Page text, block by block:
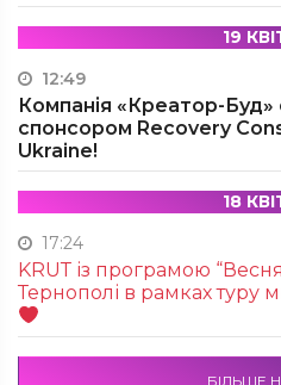
19
12:49
Компанія «Креатор-
спонсором Recovery
Ukraine!
18
17:24
KRUТ із програмою
Тернополі в рамках туру
БІЛЬШЕ